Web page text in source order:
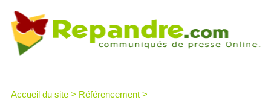
Accueil du site > Référencement >